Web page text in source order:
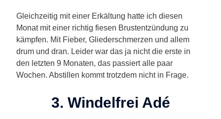
Gleichzeitig mit einer Erkältung hatte ich diesen
Monat mit einer richtig fiesen Brustentzündung zu
kämpfen. Mit Fieber, Gliederschmerzen und allem
drum und dran. Leider war das ja nicht die erste in
den letzten 9 Monaten, das passiert alle paar
Wochen. Abstillen kommt trotzdem nicht in Frage.
3. Windelfrei Adé